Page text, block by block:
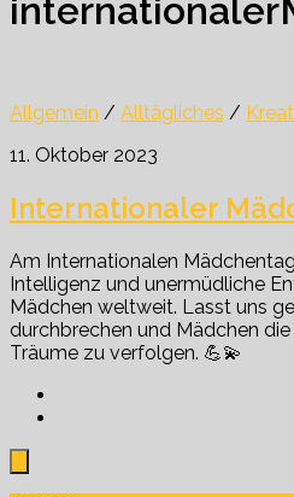
Allgemein / Alltägliches /
11. Oktober 2023
Internationaler
Am Internationalen
Intelligenz und unermüdliche
Mädchen weltweit. Lasst uns
durchbrechen und Mädchen
Träume zu verfolgen. 💪💫